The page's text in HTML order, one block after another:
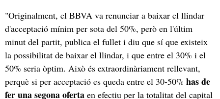
"Originalment, el BBVA va renunciar a baixar el llindar
d'acceptació mínim per sota del 50%, però en l'últim
minut del partit, publica el fullet i diu que sí que existeix
la possibilitat de baixar el llindar, i que entre el 30% i el
50% seria òptim. Això és extraordinàriament rellevant,
perquè si per acceptació es queda entre el 30-50% has de
fer una segona oferta en efectiu per la totalitat del capital